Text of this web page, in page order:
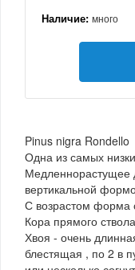
Наличие: много
Pinus nigra Rondello
Одна из самых
Медленнорастущее
вертикальной
С возрастом форма
Кора прямого
Хвоя - очень
блестящая , по 2 в